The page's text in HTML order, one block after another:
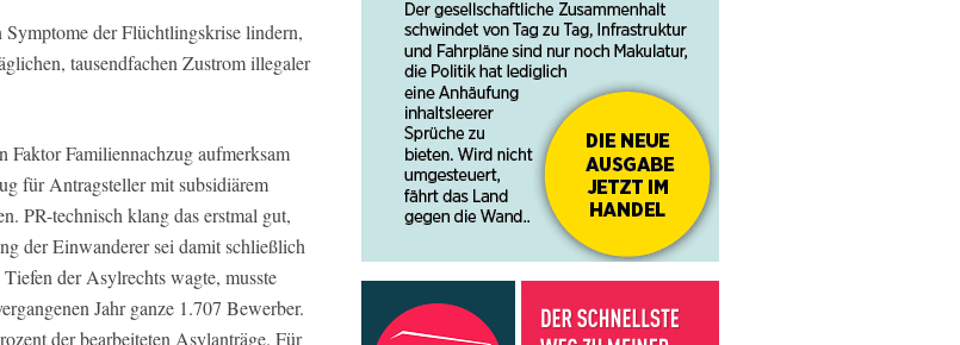
der Flüchtlingskrise lindern,
tausendfachen Zustrom illegaler
Familiennachzug aufmerksam
für Antragsteller mit subsidiärem
PR-technisch klang das erstmal gut,
der Einwanderer sei damit schließlich
der Asylrechts wagte, musste
Jahr ganze 1.707 Bewerber.
der bearbeiteten Asylanträge. Für